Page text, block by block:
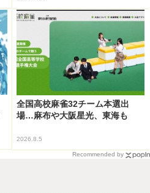
全国高校麻雀32チーム本選出
場…麻布や大阪星光、東海も
2026.8.5
Recommended by